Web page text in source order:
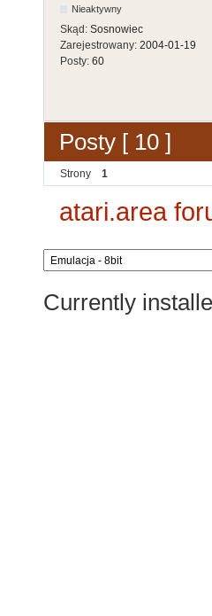
Nieaktywny
Skąd: Sosnowiec
Zarejestrowany: 2004-01-19
Posty: 60
Posty [ 10 ]
Strony 1
atari.area
Currently